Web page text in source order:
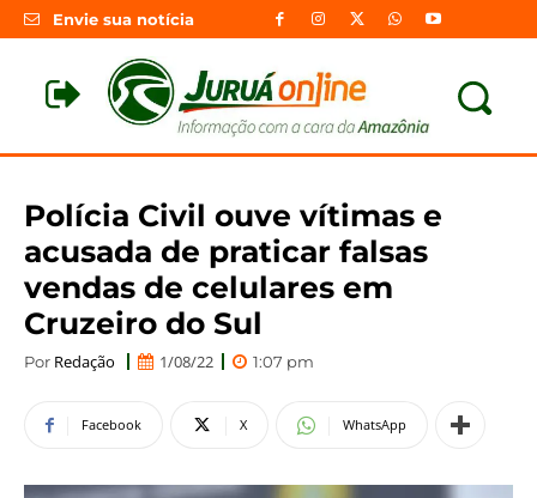
Envie sua notícia
Polícia Civil ouve vítimas e
acusada de praticar falsas
vendas de celulares em
Cruzeiro do Sul
Por Redação 1/08/22 1:07 pm
Facebook X WhatsApp